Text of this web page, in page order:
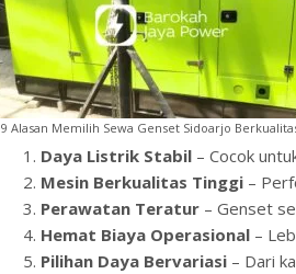
9 Alasan Memilih Sewa Genset Sidoarjo
Daya Listrik Stabil – Cocok
Mesin Berkualitas Tinggi –
Perawatan Teratur – Genset
Hemat Biaya Operasional –
Pilihan Daya Bervariasi – Dari